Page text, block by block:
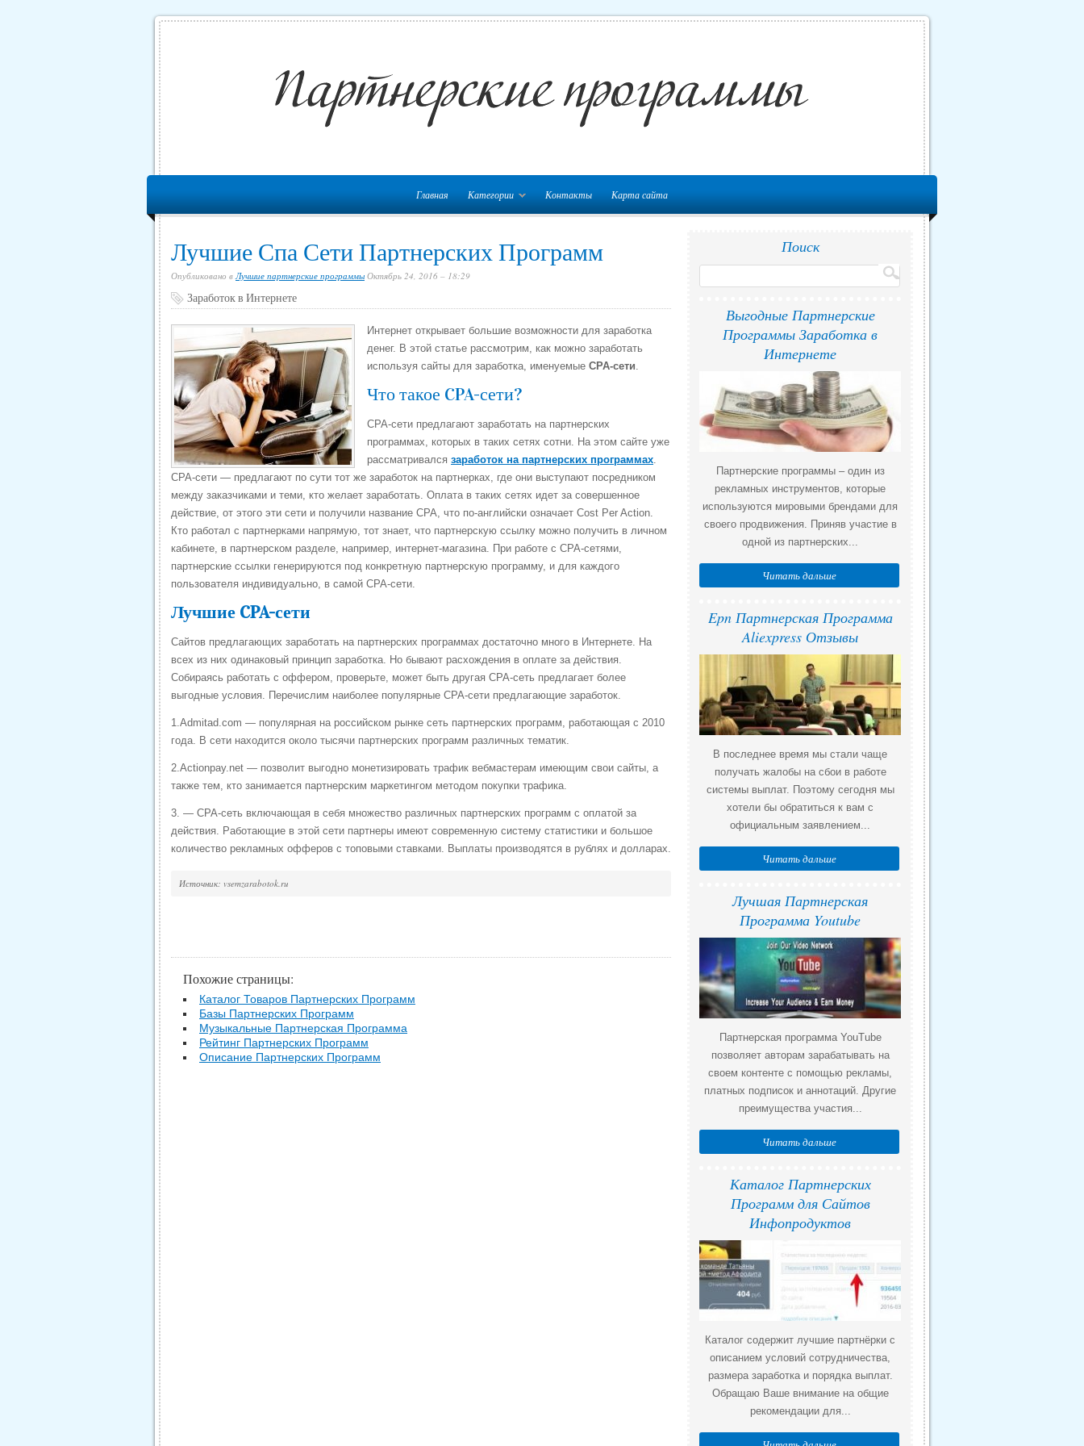
Главная Категории Контакты Карта сайта
Лучшие Спа Сети Партнерских Программ
Опубликовано вЛучшие партнерские программы Октябрь 24, 2016 – 18:29
Заработок в Интернете
Интернет открывает большие возможности для заработка
денег. В этой статье рассмотрим, как можно заработать
используя сайты для заработка, именуемые CPA-сети.
Что такое CPA-сети?
CPA-сети предлагают заработать на партнерских
программах, которых в таких сетях сотни. На этом сайте уже
рассматривался заработок на партнерских программах.
CPA-сети — предлагают по сути тот же заработок на партнерках, где они выступают посредником
между заказчиками и теми, кто желает заработать. Оплата в таких сетях идет за совершенное
действие, от этого эти сети и получили название CPA, что по-английски означает Cost Per Action.
Кто работал с партнерками напрямую, тот знает, что партнерскую ссылку можно получить в личном
кабинете, в партнерском разделе, например, интернет-магазина. При работе с CPA-сетями,
партнерские ссылки генерируются под конкретную партнерскую программу, и для каждого
пользователя индивидуально, в самой CPA-сети.
Лучшие CPA-сети
Сайтов предлагающих заработать на партнерских программах достаточно много в Интернете. На
всех из них одинаковый принцип заработка. Но бывают расхождения в оплате за действия.
Собираясь работать с оффером, проверьте, может быть другая CPA-сеть предлагает более
выгодные условия. Перечислим наиболее популярные CPA-сети предлагающие заработок.
1.Admitad.com — популярная на российском рынке сеть партнерских программ, работающая с 2010
года. В сети находится около тысячи партнерских программ различных тематик.
2.Actionpay.net — позволит выгодно монетизировать трафик вебмастерам имеющим свои сайты, а
также тем, кто занимается партнерским маркетингом методом покупки трафика.
3. — CPA-сеть включающая в себя множество различных партнерских программ с оплатой за
действия. Работающие в этой сети партнеры имеют современную систему статистики и большое
количество рекламных офферов с топовыми ставками. Выплаты производятся в рублях и долларах.
Источник: vsemzarabotok.ru
Похожие страницы:
Каталог Товаров Партнерских Программ
Базы Партнерских Программ
Музыкальные Партнерская Программа
Рейтинг Партнерских Программ
Описание Партнерских Программ
Поиск
Выгодные Партнерские
Программы Заработка в
Интернете
Партнерские программы – один из
рекламных инструментов, которые
используются мировыми брендами для
своего продвижения. Приняв участие в
одной из партнерских...
Читать дальше
Epn Партнерская Программа
Aliexpress Отзывы
В последнее время мы стали чаще
получать жалобы на сбои в работе
системы выплат. Поэтому сегодня мы
хотели бы обратиться к вам с
официальным заявлением...
Читать дальше
Лучшая Партнерская
Программа Youtube
Партнерская программа YouTube
позволяет авторам зарабатывать на
своем контенте с помощью рекламы,
платных подписок и аннотаций. Другие
преимущества участия...
Читать дальше
Каталог Партнерских
Программ для Сайтов
Инфопродуктов
Каталог содержит лучшие партнёрки с
описанием условий сотрудничества,
размера заработка и порядка выплат.
Обращаю Ваше внимание на общие
рекомендации для...